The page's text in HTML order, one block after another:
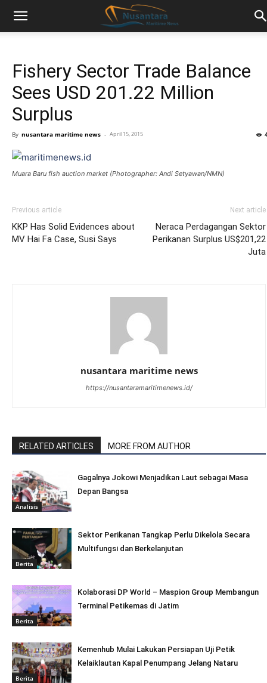
Fishery Sector Trade Balance
Sees USD 201.22 Million
Surplus
By nusantara maritime news - April 15, 2015
Muara Baru fish auction market (Photographer: Andi Setyawan/NMN)
Previous article
KKP Has Solid Evidences about
MV Hai Fa Case, Susi Says
Next article
Neraca Perdagangan Sektor
Perikanan Surplus US$201,22
Juta
nusantara maritime news
https://nusantaramaritimenews.id/
RELATED ARTICLES MORE FROM AUTHOR
Analisis
Gagalnya Jokowi Menjadikan Laut sebagai Masa
Depan Bangsa
Berita
Sektor Perikanan Tangkap Perlu Dikelola Secara
Multifungsi dan Berkelanjutan
Berita
Kolaborasi DP World – Maspion Group Membangun
Terminal Petikemas di Jatim
Berita
Kemenhub Mulai Lakukan Persiapan Uji Petik
Kelaiklautan Kapal Penumpang Jelang Nataru